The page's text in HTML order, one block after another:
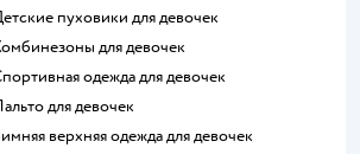
Детские пуховики для девочек
Комбинезоны для девочек
Спортивная одежда для девочек
Пальто для девочек
Зимняя верхняя одежда для девочек